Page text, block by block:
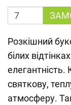
Розкішний
білих
елегантність.
святкову,
атмосферу.